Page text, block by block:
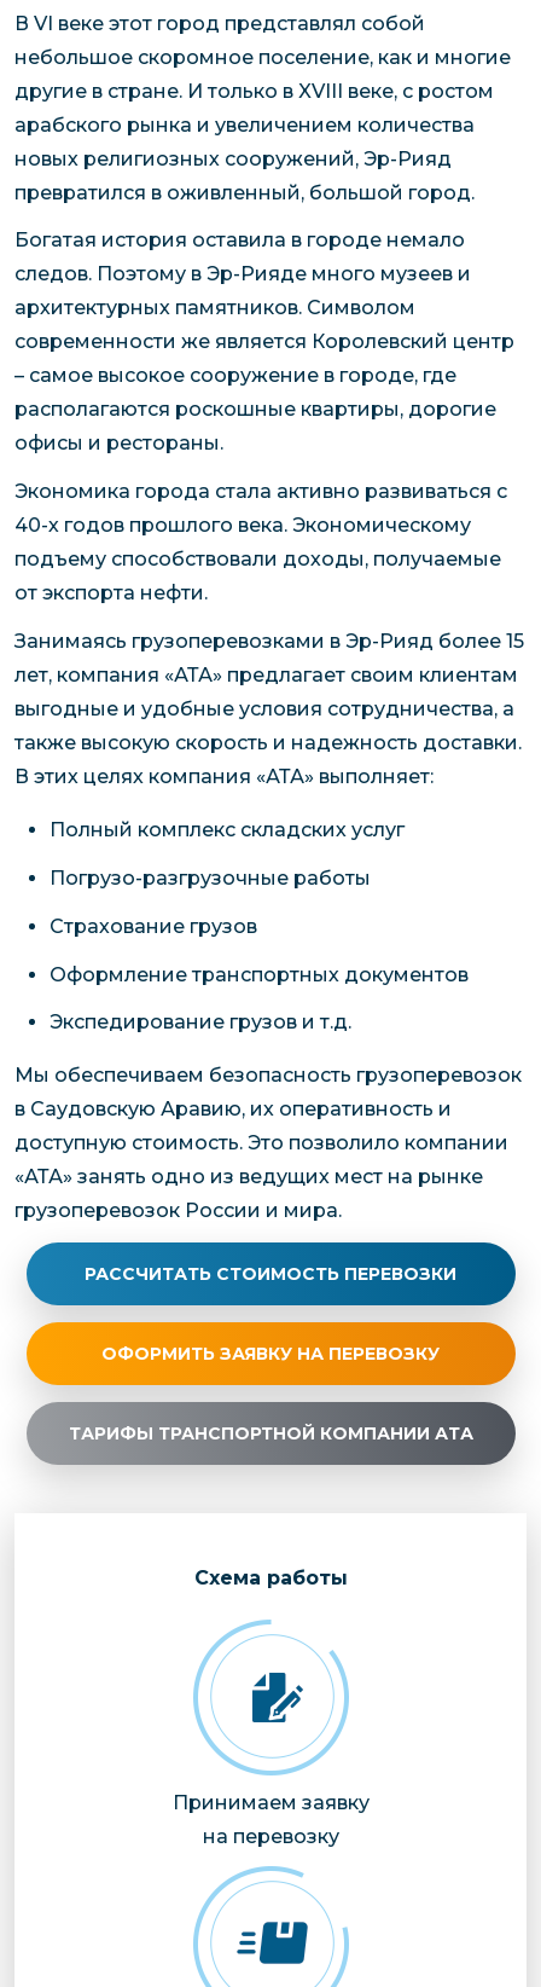
В VI веке этот город представлял собой
небольшое скоромное поселение, как и многие
другие в стране. И только в XVIII веке, с ростом
арабского рынка и увеличением количества
новых религиозных сооружений, Эр-Рияд
превратился в оживленный, большой город.
Богатая история оставила в городе немало
следов. Поэтому в Эр-Рияде много музеев и
архитектурных памятников. Символом
современности же является Королевский центр
– самое высокое сооружение в городе, где
располагаются роскошные квартиры, дорогие
офисы и рестораны.
Экономика города стала активно развиваться с
40-х годов прошлого века. Экономическому
подъему способствовали доходы, получаемые
от экспорта нефти.
Занимаясь грузоперевозками в Эр-Рияд более 15
лет, компания «АТА» предлагает своим клиентам
выгодные и удобные условия сотрудничества, а
также высокую скорость и надежность доставки.
В этих целях компания «АТА» выполняет:
Полный комплекс складских услуг
Погрузо-разгрузочные работы
Страхование грузов
Оформление транспортных документов
Экспедирование грузов и т.д.
Мы обеспечиваем безопасность грузоперевозок
в Саудовскую Аравию, их оперативность и
доступную стоимость. Это позволило компании
«АТА» занять одно из ведущих мест на рынке
грузоперевозок России и мира.
РАССЧИТАТЬ СТОИМОСТЬ ПЕРЕВОЗКИ
ОФОРМИТЬ ЗАЯВКУ НА ПЕРЕВОЗКУ
ТАРИФЫ ТРАНСПОРТНОЙ КОМПАНИИ АТА
Cхема работы
Принимаем заявку
на перевозку